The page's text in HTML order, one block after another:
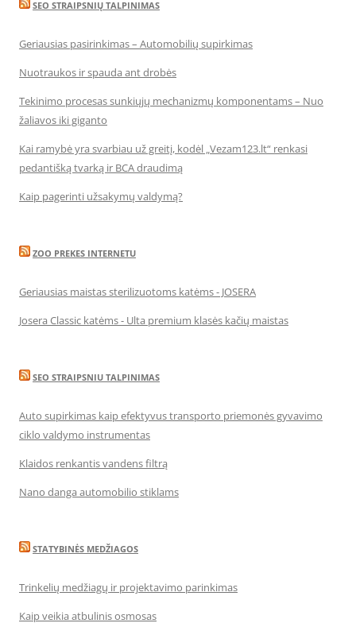
SEO STRAIPSNIŲ TALPINIMAS
Geriausias pasirinkimas – Automobilių supirkimas
Nuotraukos ir spauda ant drobės
Tekinimo procesas sunkiųjų mechanizmų komponentams – Nuo
žaliavos iki giganto
Kai ramybė yra svarbiau už greitį, kodėl „Vezam123.lt“ renkasi
pedantišką tvarką ir BCA draudimą
Kaip pagerinti užsakymų valdymą?
ZOO PREKES INTERNETU
Geriausias maistas sterilizuotoms katėms - JOSERA
Josera Classic katėms - Ulta premium klasės kačių maistas
SEO STRAIPSNIU TALPINIMAS
Auto supirkimas kaip efektyvus transporto priemonės gyvavimo
ciklo valdymo instrumentas
Klaidos renkantis vandens filtrą
Nano danga automobilio stiklams
STATYBINĖS MEDŽIAGOS
Trinkelių medžiagų ir projektavimo parinkimas
Kaip veikia atbulinis osmosas